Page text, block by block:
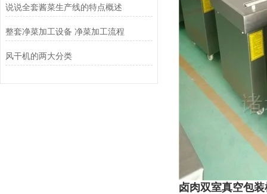
说说全套酱菜生产线的特点概述
整套净菜加工设备 净菜加工流程
风干机的两大分类
卤肉双室真空包装